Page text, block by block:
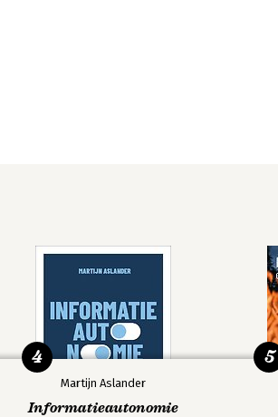
Martijn Aslander
Informatieautonomie
4 5